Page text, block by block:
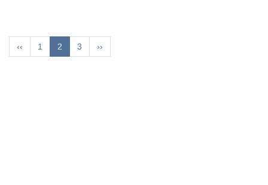
‹‹ 1 2 3 ››